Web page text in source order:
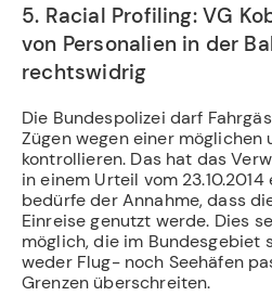
5. Racial Profiling: VG
von Personalien in der
rechtswidrig
Die Bundespolizei darf
Zügen wegen einer möglichen
kontrollieren. Das hat das
in einem Urteil vom
bedürfe der Annahme, dass
Einreise genutzt werde. Dies
möglich, die im Bundesgebiet
weder Flug- noch Seehäfen
Grenzen überschreiten.